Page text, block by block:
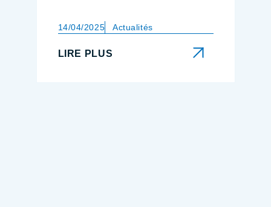
14/04/2025 Actualités
LIRE PLUS